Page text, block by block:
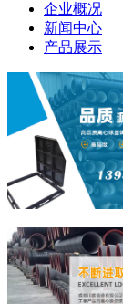
企业概况
新闻中心
产品展示